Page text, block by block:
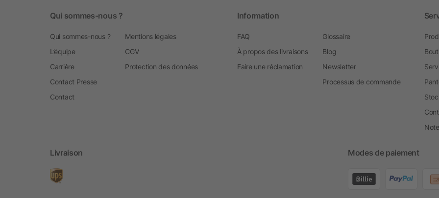
Qui sommes-nous ?
Qui sommes-nous ?
L’équipe
Carrière
Contact Presse
Contact
Mentions légales
CGV
Protection des données
Information
FAQ
À propos des livraisons
Faire une réclamation
Glossaire
Blog
Newsletter
Processus de commande
Livraison Modes de paiement